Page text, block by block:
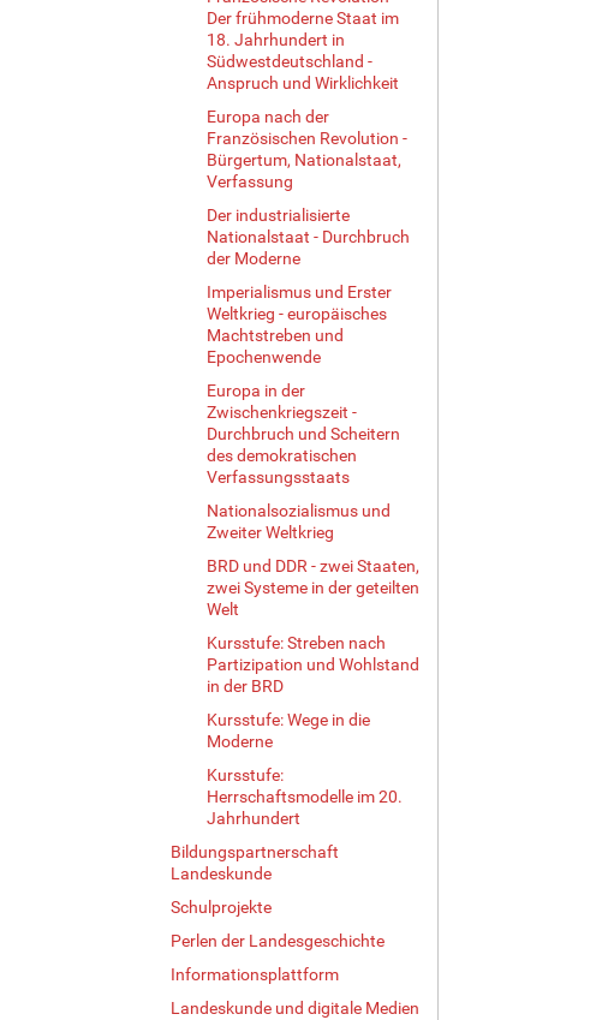
Der frühmoderne Staat im
18. Jahrhundert in
Südwestdeutschland -
Anspruch und Wirklichkeit
Europa nach der
Französischen Revolution -
Bürgertum, Nationalstaat,
Verfassung
Der industrialisierte
Nationalstaat - Durchbruch
der Moderne
Imperialismus und Erster
Weltkrieg - europäisches
Machtstreben und
Epochenwende
Europa in der
Zwischenkriegszeit -
Durchbruch und Scheitern
des demokratischen
Verfassungsstaats
Nationalsozialismus und
Zweiter Weltkrieg
BRD und DDR - zwei Staaten,
zwei Systeme in der geteilten
Welt
Kursstufe: Streben nach
Partizipation und Wohlstand
in der BRD
Kursstufe: Wege in die
Moderne
Kursstufe:
Herrschaftsmodelle im 20.
Jahrhundert
Bildungspartnerschaft
Landeskunde
Schulprojekte
Perlen der Landesgeschichte
Informationsplattform
Landeskunde und digitale Medien